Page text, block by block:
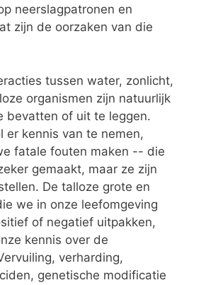
neerslagpatronen en
zijn de oorzaken van die
tussen water, zonlicht,
organismen zijn natuurlijk
bevatten of uit te leggen.
er kennis van te nemen,
fatale fouten maken -- die
gemaakt, maar ze zijn
De talloze grote en
we in onze leefomgeving
of negatief uitpakken,
kennis over de
verharding,
genetische modificatie